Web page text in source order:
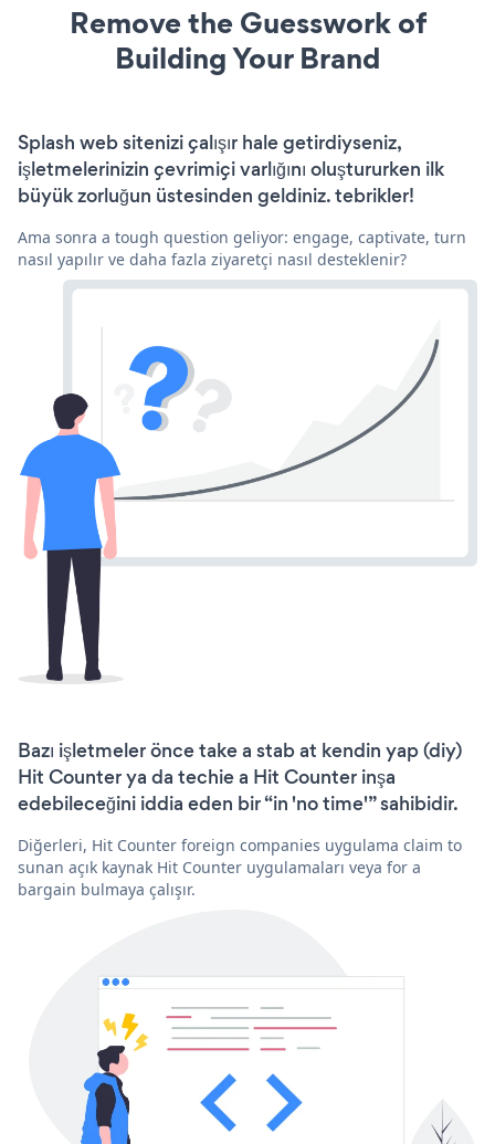
Remove the Guesswork of
Building Your Brand
Splash web sitenizi çalışır hale getirdiyseniz,
işletmelerinizin çevrimiçi varlığını oluştururken ilk
büyük zorluğun üstesinden geldiniz. tebrikler!
Ama sonra a tough question geliyor: engage, captivate, turn
nasıl yapılır ve daha fazla ziyaretçi nasıl desteklenir?
Bazı işletmeler önce take a stab at kendin yap (diy)
Hit Counter ya da techie a Hit Counter inşa
edebileceğini iddia eden bir “in 'no time'” sahibidir.
Diğerleri, Hit Counter foreign companies uygulama claim to
sunan açık kaynak Hit Counter uygulamaları veya for a
bargain bulmaya çalışır.